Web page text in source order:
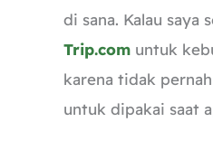
di sana. Kalau saya
Trip.com untuk
karena tidak
untuk dipakai saat